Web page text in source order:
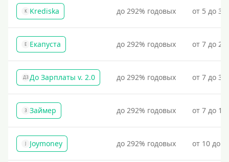
K Krediska до 292% годовых от 5 до
Е Екапуста до 292% годовых от 7 до
ДЗ До Зарплаты v. 2.0 до 292% годовых от 7 до
З Займер до 292% годовых от 7 до
J Joymoney до 292% годовых от 10 до